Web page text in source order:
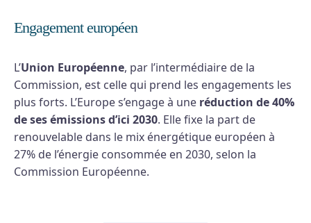
Engagement européen
L’Union Européenne, par l’intermédiaire de la
Commission, est celle qui prend les engagements les
plus forts. L’Europe s’engage à une réduction de 40%
de ses émissions d’ici 2030. Elle fixe la part de
renouvelable dans le mix énergétique européen à
27% de l’énergie consommée en 2030, selon la
Commission Européenne.